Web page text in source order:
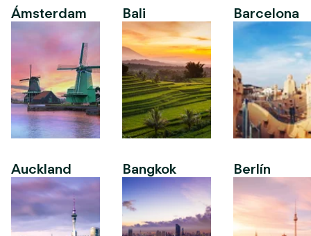
Ámsterdam
Auckland
Bali
Bangkok
Barcelona
Berlín